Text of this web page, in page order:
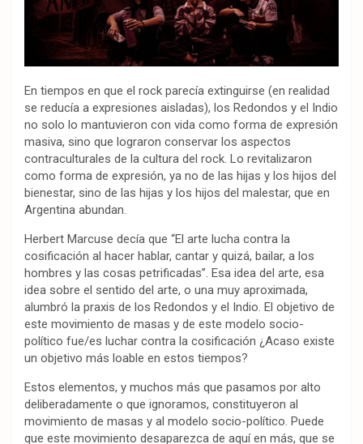
En tiempos en que el rock parecía extinguirse (en realidad
se reducía a expresiones aisladas), los Redondos y el Indio
no solo lo mantuvieron con vida como forma de expresión
masiva, sino que lograron conservar los aspectos
contraculturales de la cultura del rock. Lo revitalizaron
como forma de expresión, ya no de las hijas y los hijos del
bienestar, sino de las hijas y los hijos del malestar, que en
Argentina abundan.
Herbert Marcuse decía que “El arte lucha contra la
cosificación al hacer hablar, cantar y quizá, bailar, a los
hombres y las cosas petrificadas”. Esa idea del arte, esa
idea sobre el sentido del arte, o una muy aproximada,
alumbró la praxis de los Redondos y el Indio. El objetivo de
este movimiento de masas y de este modelo socio-
político fue/es luchar contra la cosificación ¿Acaso existe
un objetivo más loable en estos tiempos?
Estos elementos, y muchos más que pasamos por alto
deliberadamente o que ignoramos, constituyeron al
movimiento de masas y al modelo socio-político. Puede
que este movimiento desaparezca de aquí en más, que se